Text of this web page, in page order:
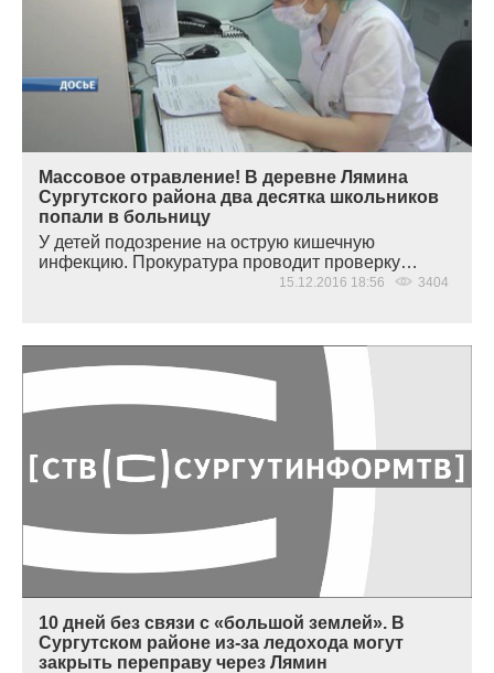
Массовое отравление! В деревне Лямина
Сургутского района два десятка школьников
попали в больницу
У детей подозрение на острую кишечную
инфекцию. Прокуратура проводит проверку…
15.12.2016 18:56 3404
10 дней без связи с «большой землей». В
Сургутском районе из-за ледохода могут
закрыть переправу через Лямин